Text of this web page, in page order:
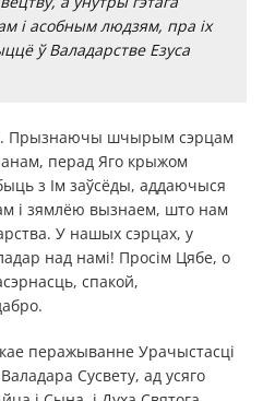
і асобным людзям, пра іх
ў Валадарстве Езуса
Прызнаючы шчырым сэрцам
перад Яго крыжом
з Ім заўсёды, аддаючыся
і зямлёю вызнаем, што нам
У нашых сэрцах, у
над намі! Просім Цябе, о
спакой,
перажыванне Урачыстасці
Сусвету, ад усяго